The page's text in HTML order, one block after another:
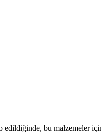
edildiğinde, bu malzemeler